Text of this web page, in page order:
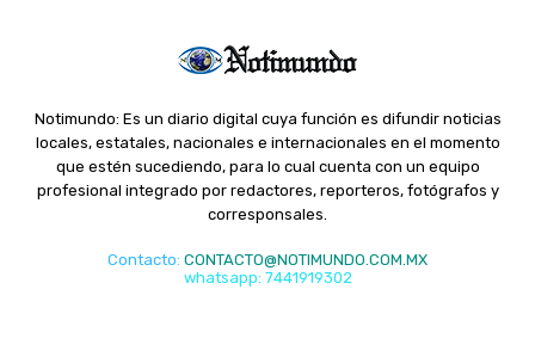
Notimundo: Es un diario digital cuya función es difundir noticias
locales, estatales, nacionales e internacionales en el momento
que estén sucediendo, para lo cual cuenta con un equipo
profesional integrado por redactores, reporteros, fotógrafos y
corresponsales.
Contacto: CONTACTO@NOTIMUNDO.COM.MX
whatsapp: 7441919302